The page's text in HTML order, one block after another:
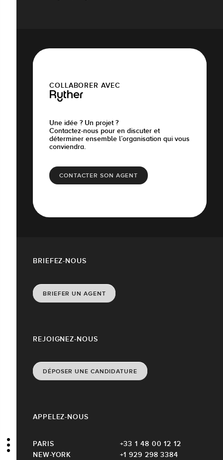
COLLABORER AVEC
Ryther
Une idée ? Un projet ?
Contactez-nous pour en discuter et
déterminer ensemble l’organisation qui vous
conviendra.
CONTACTER SON AGENT
REJOIGNEZ-NOUS
DÉPOSER UNE CANDIDATURE
APPELEZ-NOUS
PARIS
+33 1 48 00 12 12
NEW-YORK
+1 929 298 3384
BRIEFEZ-NOUS
BRIEFER UN AGENT